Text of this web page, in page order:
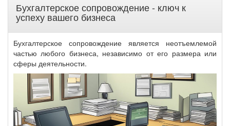
Бухгалтерское сопровождение - ключ к
успеху вашего бизнеса
Бухгалтерское сопровождение является неотъемлемой
частью любого бизнеса, независимо от его размера или
сферы деятельности.